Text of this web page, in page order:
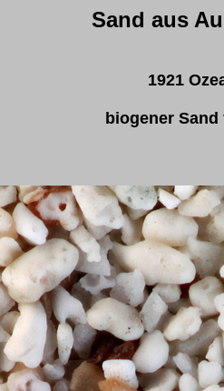
Sand aus
1921
biogener